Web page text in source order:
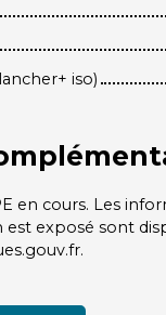
iso)
en cours. Les
est exposé sont